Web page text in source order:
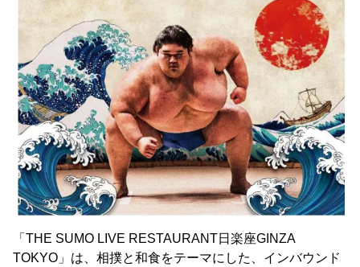
「THE SUMO LIVE RESTAURANT日楽座GINZA
TOKYO」は、相撲と和食をテーマにした、インバウンド